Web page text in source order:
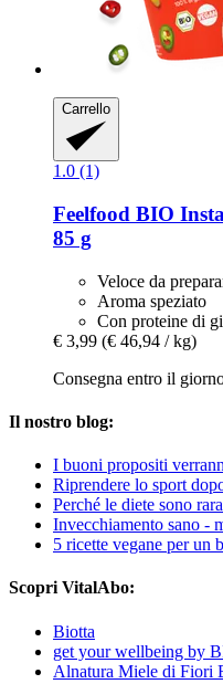
Carrello
1.0 (1)
Feelfood BIO
85 g
Veloce da
Aroma speziato
Con proteine di
€ 3,99 (€ 46,94 / kg)
Consegna entro il
Il nostro blog:
I buoni propositi
Riprendere lo sport
Perché le diete sono
Invecchiamento sano -
5 ricette vegane per un
Scopri VitalAbo:
Biotta
get your wellbeing by
Alnatura Miele di Fiori